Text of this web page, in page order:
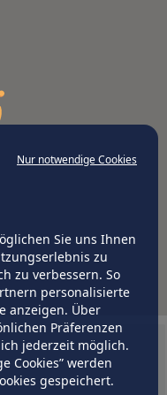
Nur notwendige Cookies
Sie uns Ihnen
zu
zu verbessern. So
personalisierte
anzeigen. Über
Präferenzen
jederzeit möglich.
Cookies” werden
gespeichert.